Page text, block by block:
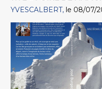
YVESCALBERT le 08/07/